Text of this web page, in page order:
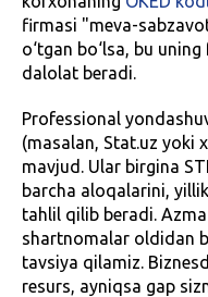
firmasi "meva-
o‘tgan bo‘lsa, bu
dalolat beradi.
Professional
(masalan, Stat.uz yoki
mavjud. Ular birgina
barcha aloqalarini,
tahlil qilib beradi.
shartnomalar oldidan
tavsiya qilamiz.
resurs, ayniqsa gap